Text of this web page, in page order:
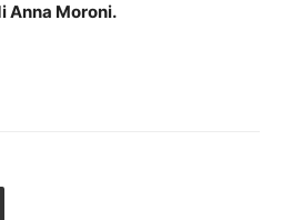
Anna Moroni.